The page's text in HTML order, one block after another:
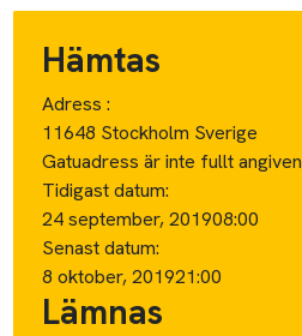
Hämtas
Adress :
11648 Stockholm Sverige
Gatuadress är inte fullt angiven
Tidigast datum:
24 september, 201908:00
Senast datum:
8 oktober, 201921:00
Lämnas